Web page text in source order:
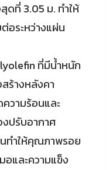
ดที่ 3.05 ม. ทำให้
อระหว่างแผ่น
ที่มีน้ำหนัก
สร้างหลังคา
วามร้อนและ
ปรับอากาศ
ทำให้คุณภาพรอย
และความแข็ง